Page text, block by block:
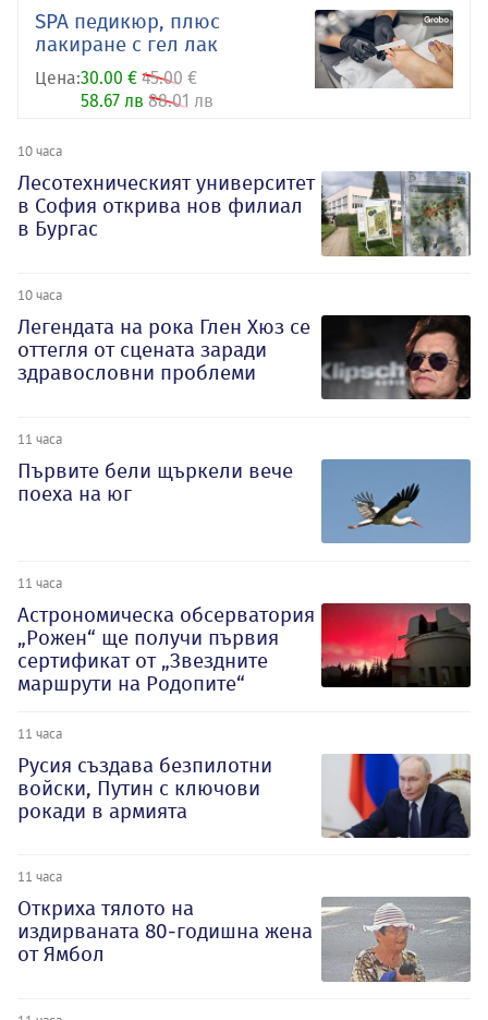
SPA педикюр, плюс
лакиране с гел лак
Цена:30.00 € 45.00 €
58.67 лв 88.01 лв
10 часа
Лесотехническият университет
в София открива нов филиал
в Бургас
10 часа
Легендата на рока Глен Хюз се
оттегля от сцената заради
здравословни проблеми
11 часа
Първите бели щъркели вече
поеха на юг
11 часа
Астрономическа обсерватория
„Рожен“ ще получи първия
сертификат от „Звездните
маршрути на Родопите“
11 часа
Русия създава безпилотни
войски, Путин с ключови
рокади в армията
11 часа
Откриха тялото на
издирваната 80-годишна жена
от Ямбол